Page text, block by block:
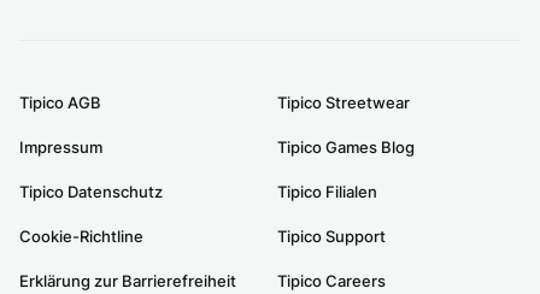
Tipico AGB
Impressum
Tipico Datenschutz
Cookie-Richtline
Erklärung zur Barrierefreiheit
Tipico Streetwear
Tipico Games Blog
Tipico Filialen
Tipico Support
Tipico Careers